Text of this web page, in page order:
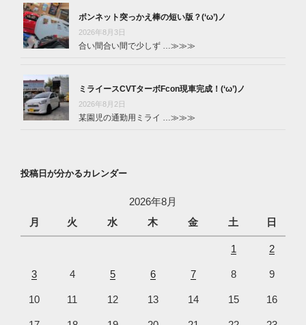
ボンネット突っかえ棒の短い版？(‘ω’)ノ
2026年8月3日
合い間合い間で少しず … ≫≫≫
ミライースCVTターボFcon現車完成！(‘ω’)ノ
2026年8月2日
某園児の通勤用ミライ … ≫≫≫
投稿日が分かるカレンダー
2026年8月
月
火 水 木 金 土 日
1 2
3 4 5 6 7 8 9
10 11 12 13 14 15 16